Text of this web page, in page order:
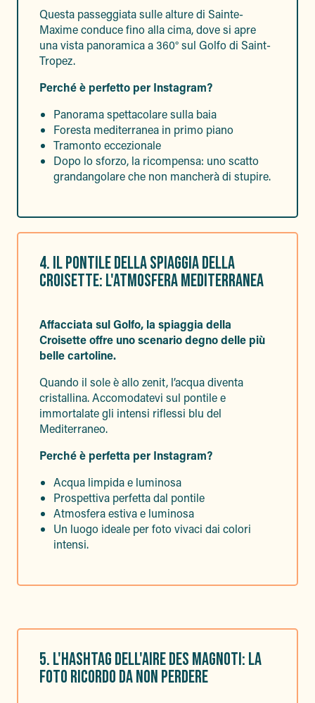
Questa passeggiata sulle alture di Sainte-
Maxime conduce fino alla cima, dove si apre
una vista panoramica a 360° sul Golfo di Saint-
Tropez.
Perché è perfetto per Instagram?
Panorama spettacolare sulla baia
Foresta mediterranea in primo piano
Tramonto eccezionale
Dopo lo sforzo, la ricompensa: uno scatto
grandangolare che non mancherà di stupire.
4. IL PONTILE DELLA SPIAGGIA DELLA
CROISETTE: L'ATMOSFERA MEDITERRANEA
Affacciata sul Golfo, la spiaggia della
Croisette offre uno scenario degno delle più
belle cartoline.
Quando il sole è allo zenit, l’acqua diventa
cristallina. Accomodatevi sul pontile e
immortalate gli intensi riflessi blu del
Mediterraneo.
Perché è perfetta per Instagram?
Acqua limpida e luminosa
Prospettiva perfetta dal pontile
Atmosfera estiva e luminosa
Un luogo ideale per foto vivaci dai colori
intensi.
5. L'HASHTAG DELL'AIRE DES MAGNOTI: LA
FOTO RICORDO DA NON PERDERE